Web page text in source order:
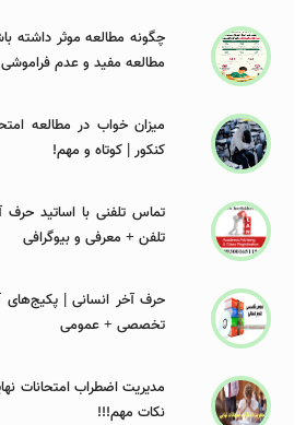
مطالعه مفید و عدم فراموشی
کنکور | کوتاه و مهم!
تلفن + معرفی و بیوگرافی
تخصصی + عمومی
نکات مهم!!!